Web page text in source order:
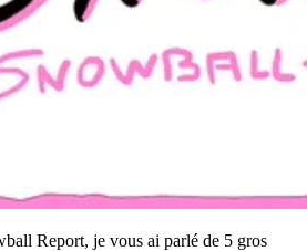
Report, je vous ai parlé de 5 gros